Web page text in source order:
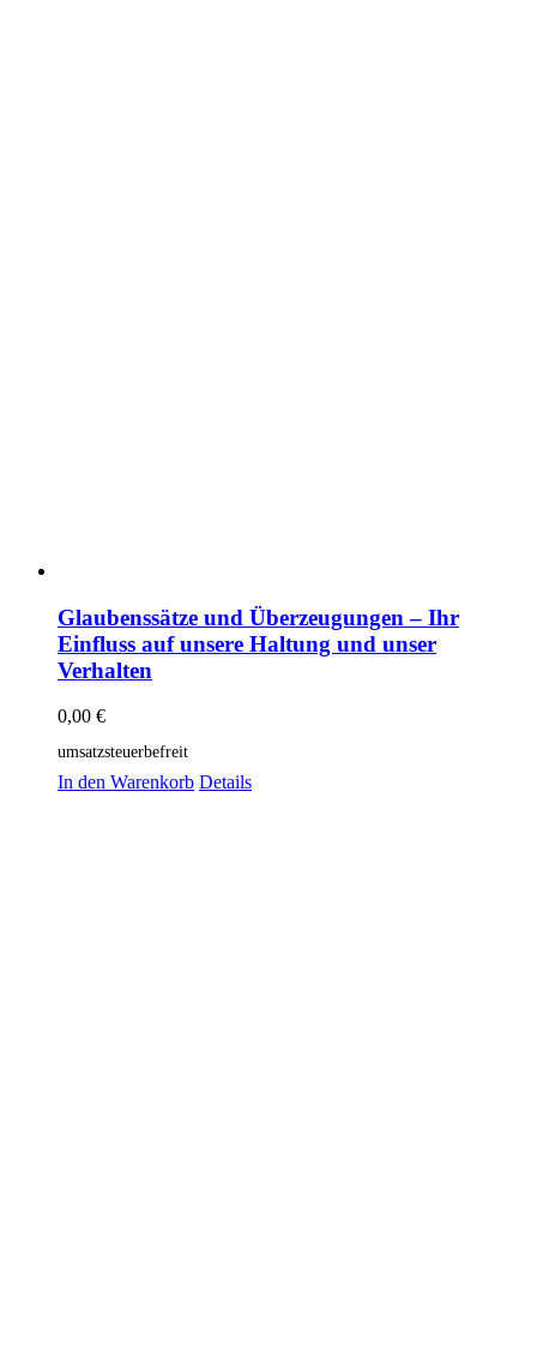
Glaubenssätze und Überzeugungen – Ihr
Einfluss auf unsere Haltung und unser
Verhalten
0,00 €
umsatzsteuerbefreit
In den Warenkorb Details